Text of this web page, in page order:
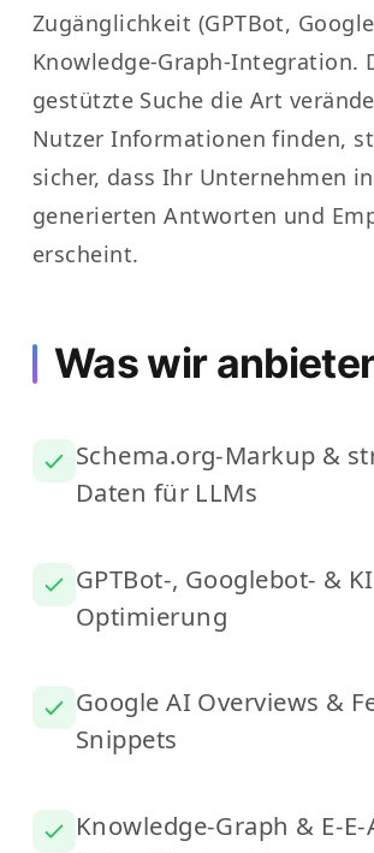
Zugänglichkeit (GPTBot,
Knowledge-Graph-Integration.
gestützte Suche die Art
Nutzer Informationen finden,
sicher, dass Ihr Unternehmen
generierten Antworten und
erscheint.
Was wir
Schema.org-Markup &
Daten für LLMs
GPTBot-, Googlebot- &
Optimierung
Google AI Overviews &
Snippets
Knowledge-Graph & E-E-